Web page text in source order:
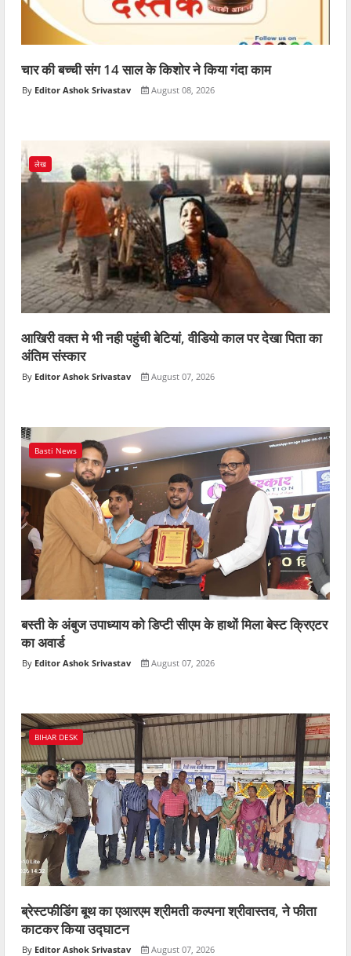
चार की बच्ची संग 14 साल के किशोर ने किया गंदा काम
Editor Ashok Srivastav August 08, 2026
लेख
आखिरी वक्त मे भी नही पहुंची बेटियां, वीडियो काल पर देखा पिता का
अंतिम संस्कार
Editor Ashok Srivastav August 07, 2026
Basti News
बस्ती के अंबुज उपाध्याय को डिप्टी सीएम के हाथों मिला बेस्ट क्रिएटर
का अवार्ड
Editor Ashok Srivastav August 07, 2026
BIHAR DESK
ब्रेस्टफीडिंग बूथ का एआरएम श्रीमती कल्पना श्रीवास्तव, ने फीता
काटकर किया उद्घाटन
Editor Ashok Srivastav August 07, 2026